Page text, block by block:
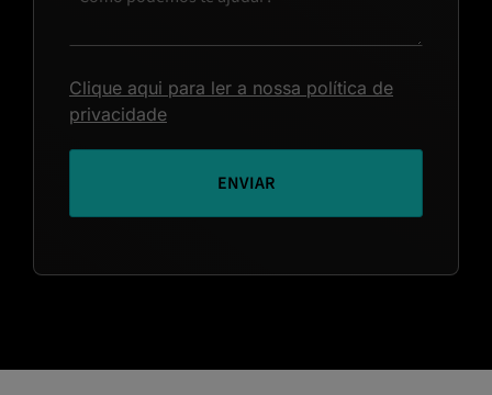
Clique aqui para ler a nossa política de
privacidade
ENVIAR